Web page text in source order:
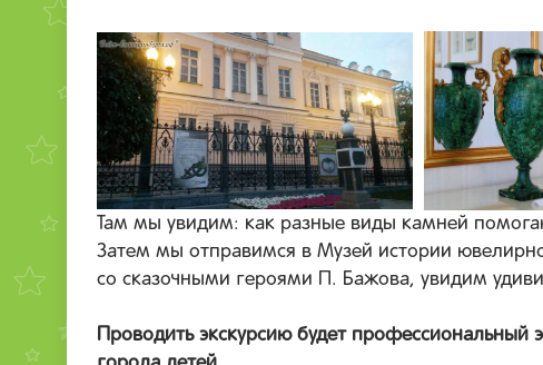
Там мы увидим: как разные виды камней
Затем мы отправимся в Музей истории
со сказочными героями П. Бажова, увидим
Проводить экскурсию будет профессиональный